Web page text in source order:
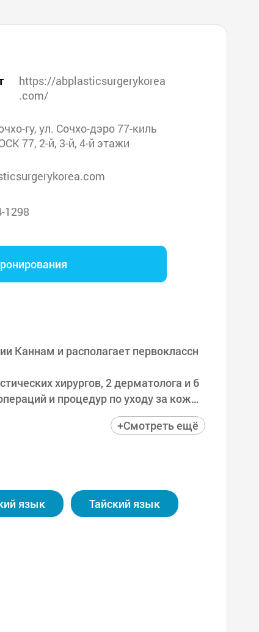
https://abplasticsurgerykorea
.com/
гу, ул. Сочхо-дэро 77-киль
77, 2-й, 3-й, 4-й этажи
1298
Каннам и располагает первоклассн
хирургов, 2 дерматолога и 6
и процедур по уходу за коже
такие методы лечения, как ле
метров, а количество операцион
высокого уровня, безопасно
лабораторией для проведен
рентгеновские снимки
+Смотреть ещё
язык Тайский язык